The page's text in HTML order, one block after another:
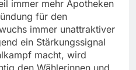
immer mehr Apotheken
für den
immer unattraktiver
ein Stärkungssignal
macht, wird
den Wählerinnen und